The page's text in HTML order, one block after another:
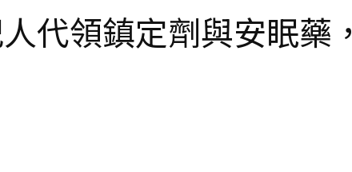
代領鎮定劑與安眠藥，